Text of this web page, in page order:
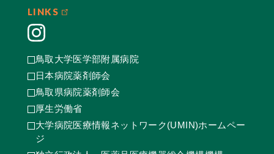
LINKS
鳥取大学医学部附属病院
日本病院薬剤師会
鳥取県病院薬剤師会
厚生労働省
大学病院医療情報ネットワーク(UMIN)ホームペー
ジ